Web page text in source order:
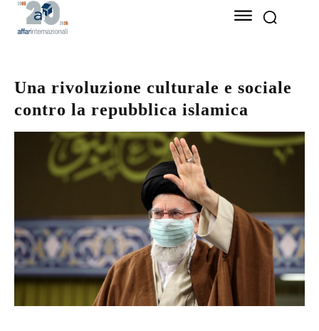
Una rivoluzione culturale e sociale
contro la repubblica islamica